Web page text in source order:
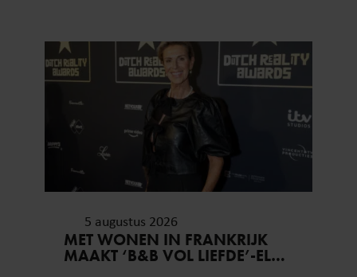
5 augustus 2026
MET WONEN IN FRANKRIJK
MAAKT ‘B&B VOL LIEFDE’-ELS